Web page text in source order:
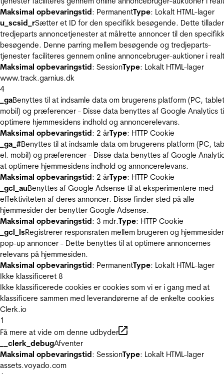
Maksimal opbevaringstid: PermanentType: Lokalt HTML-lager
u_scsid_rSætter et ID for den specifikk besøgende. Dette tillader
tredjeparts annoncetjenester at målrette annoncer til den
besøgende. Denne parring mellem besøgende og tredjeparts-
tjenester faciliteres gennem online annoncebruger-auktioner i
Maksimal opbevaringstid: SessionType: Lokalt HTML-lager
www.track.garnius.dk
4
_gaBenyttes til at indsamle data om brugerens platform (PC,
mobil) og præferencer - Disse data benyttes af Google Analytics
optimere hjemmesidens indhold og annoncerelevans.
Maksimal opbevaringstid: 2 årType: HTTP Cookie
_ga_#Benyttes til at indsamle data om brugerens platform (PC,
el. mobil) og præferencer - Disse data benyttes af Google
at optimere hjemmesidens indhold og annoncerelevans.
Maksimal opbevaringstid: 2 årType: HTTP Cookie
_gcl_auBenyttes af Google Adsense til at eksperimentere med
effektiviteten af deres annoncer. Disse finder sted på alle
hjemmesider der benytter Google Adsense.
Maksimal opbevaringstid: 3 mdr.Type: HTTP Cookie
_gcl_lsRegistrerer responsraten mellem brugeren og
pop-up annoncer - Dette benyttes til at optimere annoncernes
relevans på hjemmesiden.
Maksimal opbevaringstid: PermanentType: Lokalt HTML-lager
Ikke klassificeret 8
Ikke klassificerede cookies er cookies som vi er i gang med at
klassificere sammen med leverandørerne af de enkelte cookies
Clerk.io
1
Få mere at vide om denne udbyder
__clerk_debugAfventer
Maksimal opbevaringstid: SessionType: Lokalt HTML-lager
assets.voyado.com